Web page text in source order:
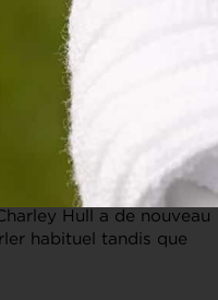
Hull. Même Nelly
Hull a de nouveau
habituel tandis que